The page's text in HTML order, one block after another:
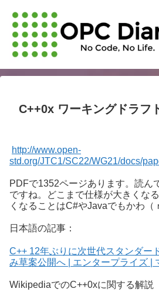
C++0x ワーキングドラフ
http://www.open-
std.org/JTC1/SC22/WG21/docs/
PDFで1352ページあります。読ん
ですね。どこまで仕様が大きくな
くなることはC#やJavaでもかわ（
日本語の記事：
C++ 12年ぶりに次世代スタンダー
み草案公開へ | エンタープライズ |
WikipediaでのC++0xに関する解説